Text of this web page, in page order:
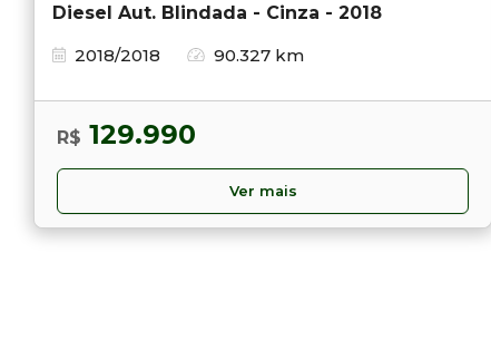
Diesel Aut. Blindada - Cinza - 2018
2018/2018
90.327 km
R$ 129.990
Ver mais